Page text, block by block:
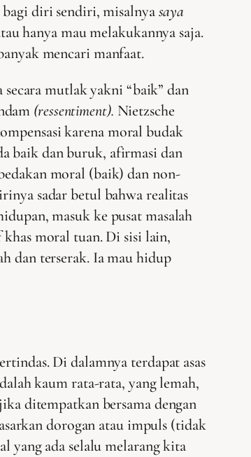
diri sendiri, misalnyasaya
hanya mau melakukannya saja.
mencari manfaat.
mutlak yakni “baik” dan
(ressentiment). Nietzsche
karena moral budak
baik dan buruk, afirmasi dan
moral (baik) dan non-
sadar betul bahwa realitas
masuk ke pusat masalah
moral tuan. Di sisi lain,
dan terserak. Ia mau hidup
Di dalamnya terdapat asas
kaum rata-rata, yang lemah,
ditempatkan bersama dengan
dorogan atau impuls (tidak
yang ada selalu melarang kita